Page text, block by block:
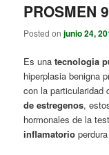
PROSMEN
Posted onjunio 24,
Es una tecnologia
hiperplasia benigna
con la particularidad
de estregenos,
hormonales de la
inflamatorio